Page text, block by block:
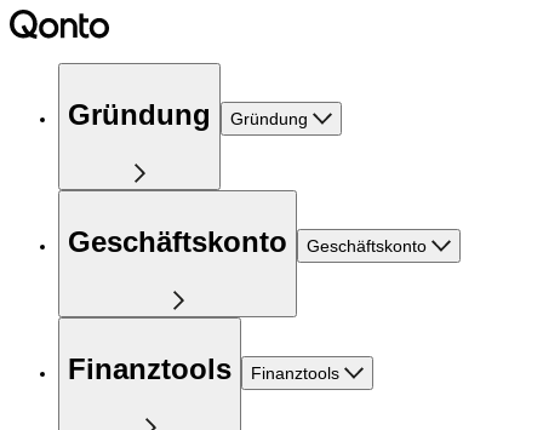
Gründung Gründung
Geschäftskonto Geschäftskonto
Finanztools Finanztools